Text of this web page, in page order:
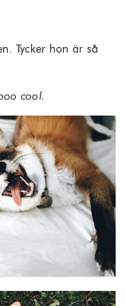
Tycker hon är så
cool.